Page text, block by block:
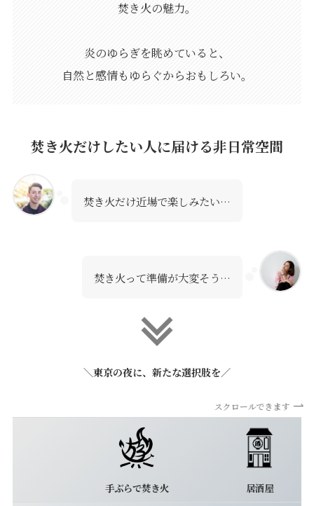
焚き火の魅力。
炎のゆらぎを眺めていると、
自然と感情もゆらぐからおもしろい。
焚き火だけしたい人に届ける非日常空間
焚き火だけ近場で楽しみたい…
焚き火って準備が大変そう…
＼東京の夜に、新たな選択肢を／
スクロールできます
手ぶらで焚き火 居酒屋